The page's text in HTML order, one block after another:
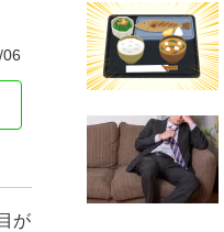
が